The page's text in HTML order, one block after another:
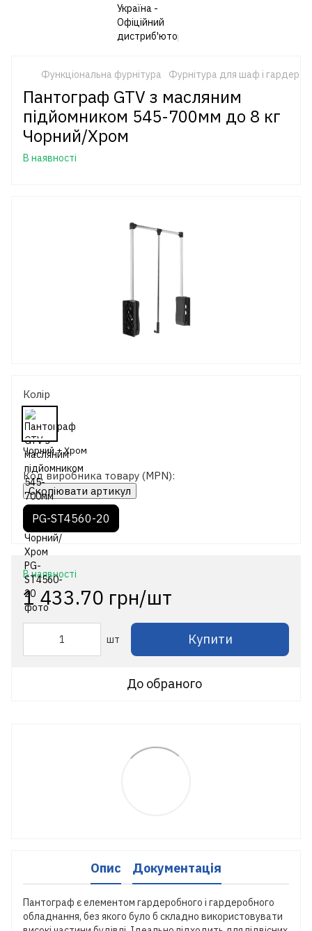
Функціональна фурнітура Фурнітура для шаф і
Пантограф GTV з масляним
підйомником 545-700мм до 8 кг
Чорний/Хром
В наявності
Колір
Код виробника товару (MPN):
Скопіювати артикул
PG-ST4560-20
В наявності
1 433.70 грн/шт
шт Купити
До обраного
Опис Документація
Пантограф є елементом гардеробного і гардеробного
обладнання, без якого було б складно використовувати